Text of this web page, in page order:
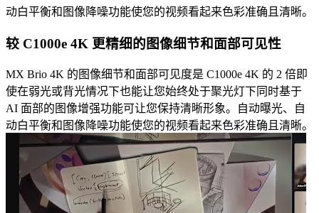
动白平衡和图像降噪功能使您的视频看起来色彩准确且清晰。
较 C1000e 4K 更精细的图像细节和面部可见性
MX Brio 4K 的图像细节和面部可见度是 C1000e 4K 的 2 倍即
使在弱光或背光情况下也能让您始终处于聚光灯下同时基于
AI 面部的图像增强功能可让您保持清晰形象。自动曝光、自
动白平衡和图像降噪功能使您的视频看起来色彩准确且清晰。